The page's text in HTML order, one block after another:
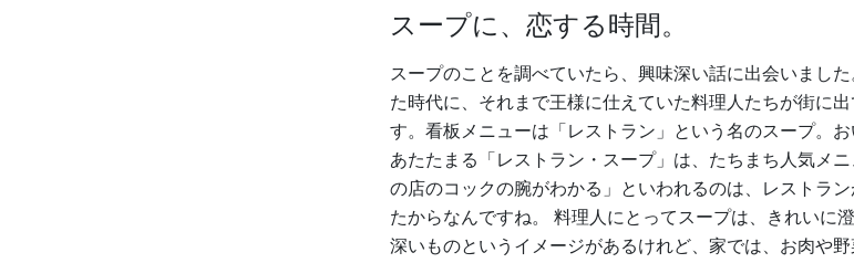
スープに、恋する時間。
スープのことを調べていたら、興味深い話に出会いまし
た時代に、それまで王様に仕えていた料理人たちが街に
す。看板メニューは「レストラン」という名のスープ。
あたたまる「レストラン・スープ」は、たちまち人気メ
の店のコックの腕がわかる」といわれるのは、レストラ
たからなんですね。 料理人にとってスープは、きれいに
深いものというイメージがあるけれど、家では、お肉や